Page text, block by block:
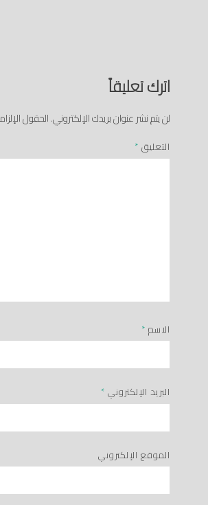
اترك تعليقاً
لن يتم نشر عنوان بريدك الإلكتروني.الحقول
التعليق *
الاسم *
البريد الإلكتروني *
الموقع الإلكتروني